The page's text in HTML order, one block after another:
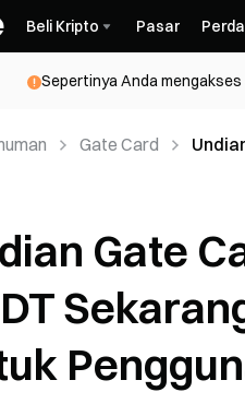
Beli Kripto Pasar
Sepertinya Anda
Gate Card
Gate